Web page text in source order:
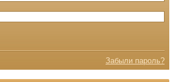
Забыли пароль?